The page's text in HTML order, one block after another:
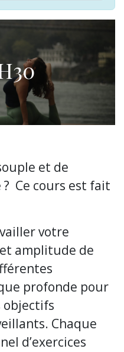
et de
Ce cours est fait
votre
amplitude de
profonde pour
objectifs
Chaque
d’exercices